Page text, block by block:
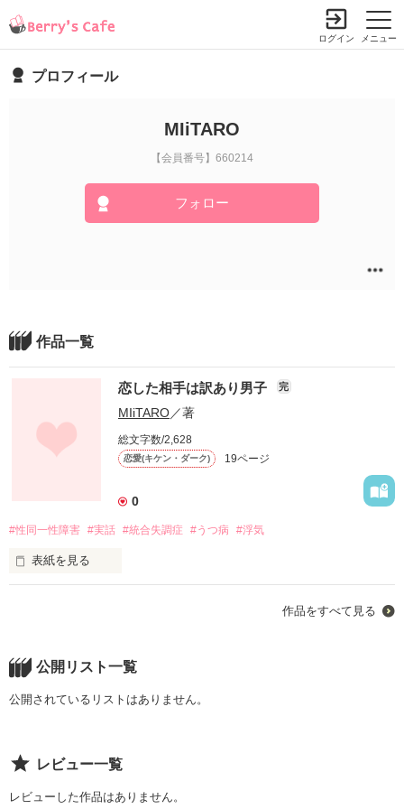
メニュー
ログイン
プロフィール
MIiTARO
【会員番号】660214
フォロー
作品一覧
恋した相手は訳あり男子 完
MIiTARO／著
総文字数/2,628
恋愛(キケン・ダーク) 19ページ
0
#性同一性障害 #実話 #統合失調症 #うつ病 #浮気
表紙を見る
たくさんあった。
統合失調症
作品をすべて見る
公開リスト一覧
公開されているリストはありません。
レビュー一覧
レビューした作品はありません。